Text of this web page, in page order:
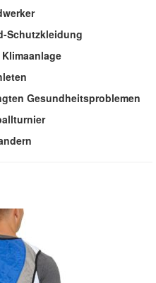
Schutzkleidung
Gesundheitsproblemen